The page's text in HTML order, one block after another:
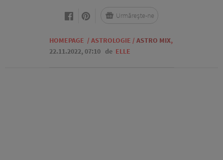
HOMEPAGE / ASTROLOGIE / ASTRO MIX,
22.11.2022, 07:10 de ELLE
Urmărește-ne